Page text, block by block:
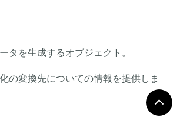
タを生成するオブジェクト。
の変換先についての情報を提供しま